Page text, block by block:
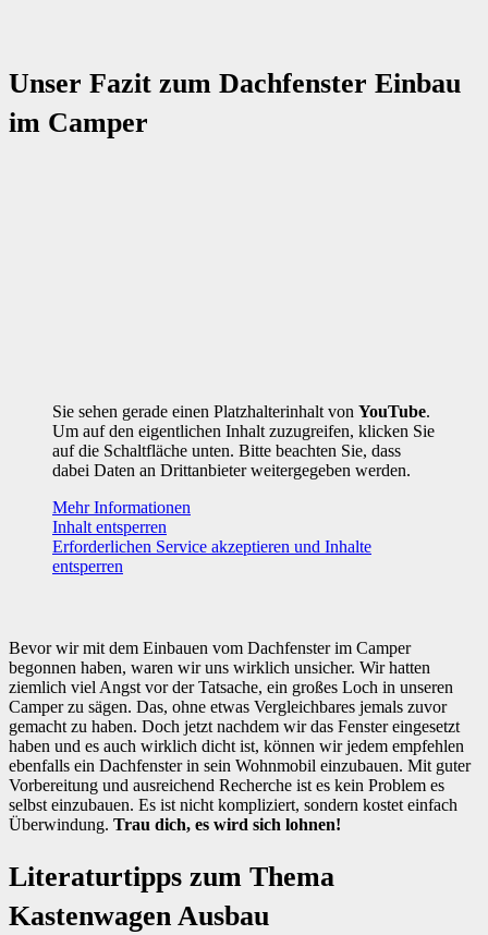
Unser Fazit zum Dachfenster Einbau
im Camper
Sie sehen gerade einen Platzhalterinhalt von YouTube.
Um auf den eigentlichen Inhalt zuzugreifen, klicken Sie
auf die Schaltfläche unten. Bitte beachten Sie, dass
dabei Daten an Drittanbieter weitergegeben werden.
Mehr Informationen
Inhalt entsperren
Erforderlichen Service akzeptieren und Inhalte
entsperren
Bevor wir mit dem Einbauen vom Dachfenster im Camper
begonnen haben, waren wir uns wirklich unsicher. Wir hatten
ziemlich viel Angst vor der Tatsache, ein großes Loch in unseren
Camper zu sägen. Das, ohne etwas Vergleichbares jemals zuvor
gemacht zu haben. Doch jetzt nachdem wir das Fenster eingesetzt
haben und es auch wirklich dicht ist, können wir jedem empfehlen
ebenfalls ein Dachfenster in sein Wohnmobil einzubauen. Mit guter
Vorbereitung und ausreichend Recherche ist es kein Problem es
selbst einzubauen. Es ist nicht kompliziert, sondern kostet einfach
Überwindung. Trau dich, es wird sich lohnen!
Literaturtipps zum Thema
Kastenwagen Ausbau